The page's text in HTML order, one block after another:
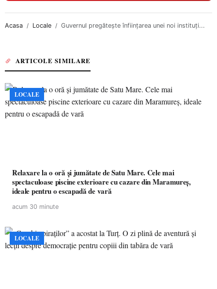
Acasa Locale Guvernul pregătește înființarea unei noi instituți...
ARTICOLE SIMILARE
LOCALE
Relaxare la o oră și jumătate de Satu Mare. Cele mai
spectaculoase piscine exterioare cu cazare din Maramureș,
ideale pentru o escapadă de vară
acum 30 minute
LOCALE